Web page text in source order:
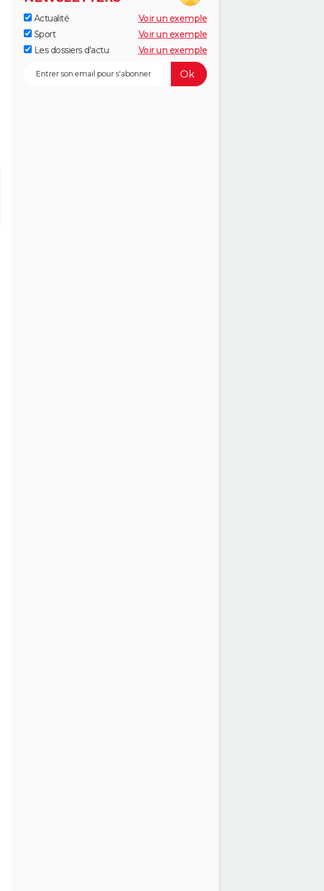
Actualité
Voir un exemple
Sport
Voir un exemple
Les dossiers d'actu
Voir un exemple